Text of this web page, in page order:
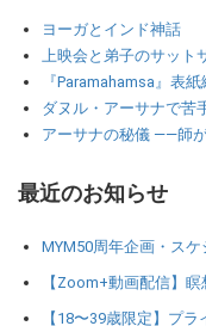
ヨーガとインド神話
上映会と弟子のサット
『Paramahamsa』表
ダヌル・アーサナで苦
アーサナの秘儀 ――師
最近のお知らせ
MYM50周年企画・スケ
【Zoom+動画配信】
【18〜39歳限定】プ